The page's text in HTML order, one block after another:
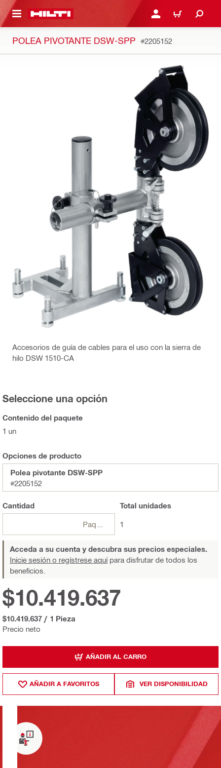
PRINCIPAL INICIE SESIÓN O
CARRITO
POLEA PIVOTANTE DSW-SPP #2205152
Accesorios de guía de cables para el uso con la sierra de
hilo DSW 1510-CA
Seleccione una opción
Contenido del paquete
1 un
Opciones de producto
Polea pivotante DSW-SPP
#2205152
Cantidad Total unidades
1
Acceda a su cuenta y descubra sus precios especiales.
Inicie sesión o regístrese aquípara disfrutar de todos los
beneficios.
Precio neto
$10.419.637
$10.419.637 / 1 Pieza
AÑADIR AL CARRO
AÑADIR A FAVORITOS VER DISPONIBILIDAD